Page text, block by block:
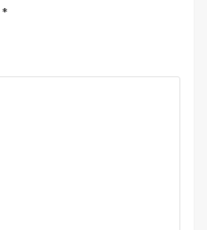
*